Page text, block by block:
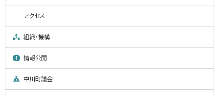
アクセス
組織・機構
情報公開
中川町議会